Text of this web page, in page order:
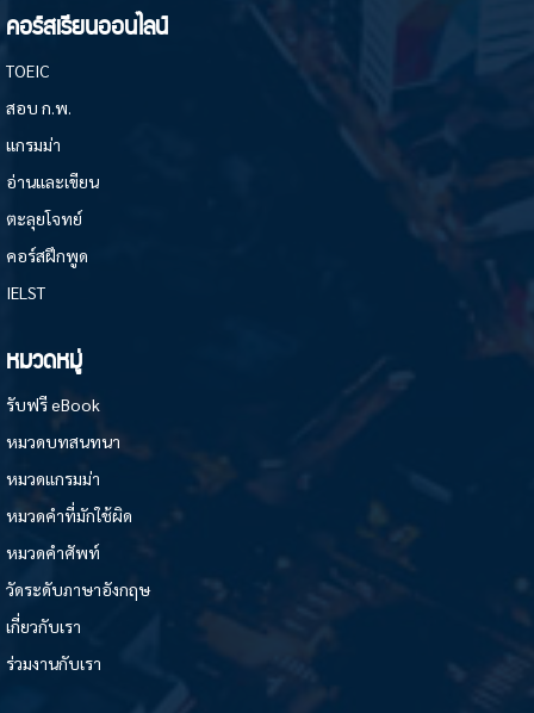
คอร์สเรียนออนไลน์
TOEIC
สอบ ก.พ.
แกรมม่า
อ่านและเขียน
ตะลุยโจทย์
คอร์สฝึกพูด
IELST
หมวดหมู่
รับฟรี eBook
หมวดบทสนทนา
หมวดแกรมม่า
หมวดคำที่มักใช้ผิด
หมวดคำศัพท์
วัดระดับภาษาอังกฤษ
เกี่ยวกับเรา
ร่วมงานกับเรา